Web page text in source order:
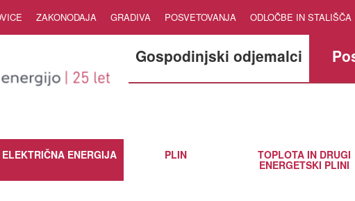
ZAKONODAJA GRADIVA POSVETOVANJA ODLOČBE IN STALIŠČA
Gospodinjski odjemalci
ELEKTRIČNA ENERGIJA PLIN TOPLOTA IN DRUGI
ENERGETSKI PLINI